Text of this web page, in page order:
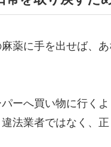
薬に手を出せば、
ーへ買い物に行く
法業者ではなく、正